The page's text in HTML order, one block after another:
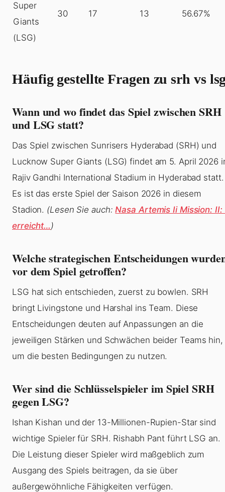
Super
Giants
(LSG)
30 17 13 56.67%
Häufig gestellte Fragen zusrh vs
Wann und wo findet das Spiel zwischen SRH
und LSG statt?
Das Spiel zwischen Sunrisers Hyderabad (SRH) und
Lucknow Super Giants (LSG) findet am 5. April 2026
Rajiv Gandhi International Stadium in Hyderabad statt.
Es ist das erste Spiel der Saison 2026 in diesem
Stadion. (Lesen Sie auch:Nasa Artemis Ii Mission: II:
erreicht…)
Welche strategischen Entscheidungen
vor dem Spiel getroffen?
LSG hat sich entschieden, zuerst zu bowlen. SRH
bringt Livingstone und Harshal ins Team. Diese
Entscheidungen deuten auf Anpassungen an die
jeweiligen Stärken und Schwächen beider Teams hin,
um die besten Bedingungen zu nutzen.
Wer sind die Schlüsselspieler im Spiel SRH
gegen LSG?
Ishan Kishan und der 13-Millionen-Rupien-Star sind
wichtige Spieler für SRH. Rishabh Pant führt LSG an.
Die Leistung dieser Spieler wird maßgeblich zum
Ausgang des Spiels beitragen, da sie über
außergewöhnliche Fähigkeiten verfügen.